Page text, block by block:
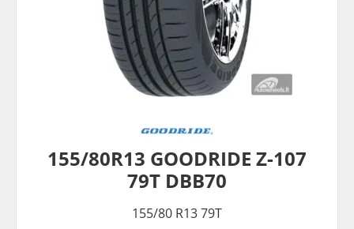
155/80R13 GOODRIDE Z-107
79T DBB70
155/80 R13 79T